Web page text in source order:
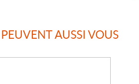
AUSSI VOUS